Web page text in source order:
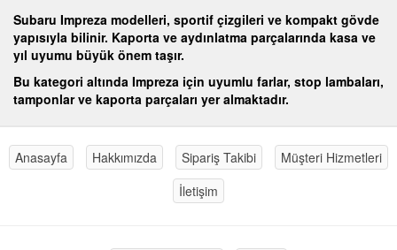
Subaru Impreza modelleri, sportif çizgileri ve kompakt gövde
yapısıyla bilinir. Kaporta ve aydınlatma parçalarında kasa ve
yıl uyumu büyük önem taşır.
Bu kategori altında Impreza için uyumlu farlar, stop lambaları,
tamponlar ve kaporta parçaları yer almaktadır.
Anasayfa Hakkımızda Sipariş Takibi
Müşteri Hizmetleri
İletişim